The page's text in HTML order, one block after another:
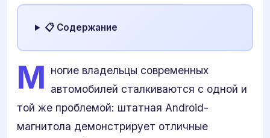
📋 Содержание
М ногие владельцы современных
автомобилей сталкиваются с одной и
той же проблемой: штатная Android-
магнитола демонстрирует отличные